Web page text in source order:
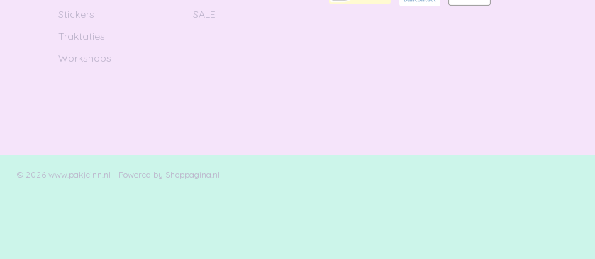
Stickers
Traktaties
Workshops
SALE
© 2026 www.pakjeinn.nl - Powered by Shoppagina.nl